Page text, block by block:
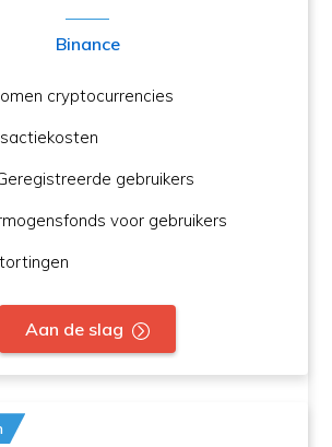
Binance
cryptocurrencies
gebruikers
voor gebruikers
Aan de slag